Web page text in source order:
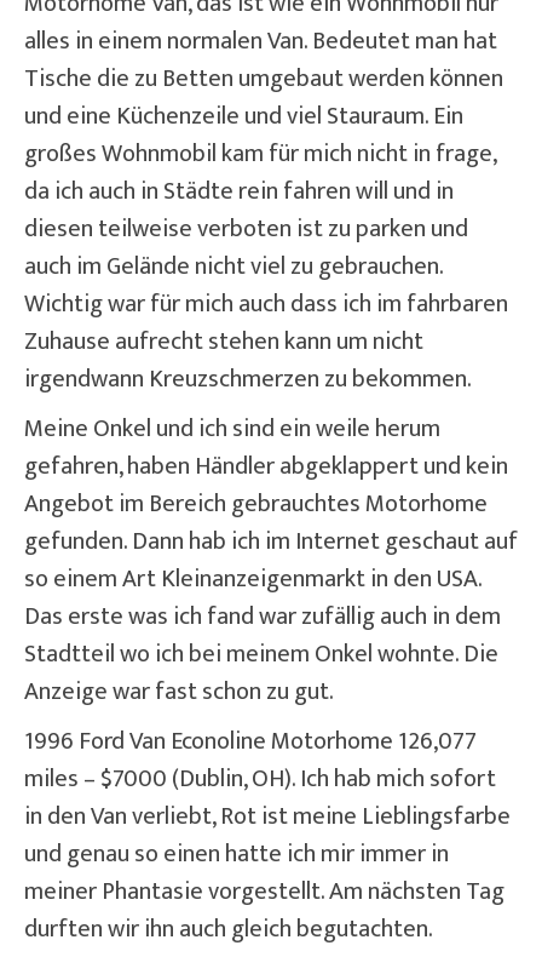
alles in einem normalen Van. Bedeutet man hat
Tische die zu Betten umgebaut werden können
und eine Küchenzeile und viel Stauraum. Ein
großes Wohnmobil kam für mich nicht in frage,
da ich auch in Städte rein fahren will und in
diesen teilweise verboten ist zu parken und
auch im Gelände nicht viel zu gebrauchen.
Wichtig war für mich auch dass ich im fahrbaren
Zuhause aufrecht stehen kann um nicht
irgendwann Kreuzschmerzen zu bekommen.
Meine Onkel und ich sind ein weile herum
gefahren, haben Händler abgeklappert und kein
Angebot im Bereich gebrauchtes Motorhome
gefunden. Dann hab ich im Internet geschaut auf
so einem Art Kleinanzeigenmarkt in den USA.
Das erste was ich fand war zufällig auch in dem
Stadtteil wo ich bei meinem Onkel wohnte. Die
Anzeige war fast schon zu gut.
1996 Ford Van Econoline Motorhome 126,077
miles – $7000 (Dublin, OH). Ich hab mich sofort
in den Van verliebt, Rot ist meine Lieblingsfarbe
und genau so einen hatte ich mir immer in
meiner Phantasie vorgestellt. Am nächsten Tag
durften wir ihn auch gleich begutachten.